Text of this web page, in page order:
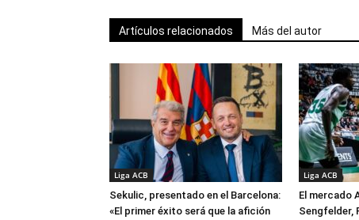
Artículos relacionados Más del autor
Liga ACB
Sekulic, presentado en el Barcelona:
«El primer éxito será que la afición
Liga ACB
El mercado
Sengfelder,